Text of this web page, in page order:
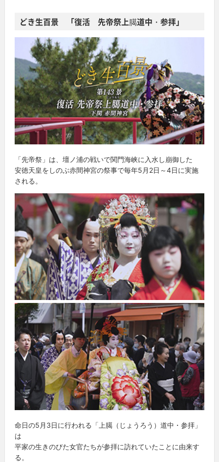
どき生百景 「復活 先帝祭上臈道中・参拝」
「先帝祭」は、壇ノ浦の戦いで関門海峡に入水し崩御した
安徳天皇をしのぶ赤間神宮の祭事で毎年5月2日～4日に実施
される。
命日の5月3日に行われる「上臈（じょうろう）道中・参拝」
は
平家の生きのびた女官たちが参拝に訪れていたことに由来す
る。